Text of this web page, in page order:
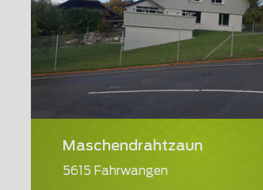
Maschendrahtzaun
5615 Fahrwangen